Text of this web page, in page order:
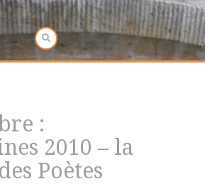
:
2010 – la
Poètes